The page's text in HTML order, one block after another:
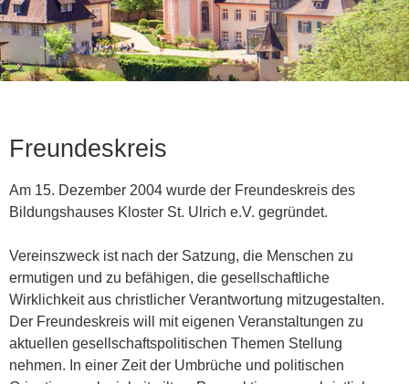
Freundeskreis
Am 15. Dezember 2004 wurde der Freundeskreis des
Bildungshauses Kloster St. Ulrich e.V. gegründet.
Vereinszweck ist nach der Satzung, die Menschen zu
ermutigen und zu befähigen, die gesellschaftliche
Wirklichkeit aus christlicher Verantwortung mitzugestalten.
Der Freundeskreis will mit eigenen Veranstaltungen zu
aktuellen gesellschaftspolitischen Themen Stellung
nehmen. In einer Zeit der Umbrüche und politischen